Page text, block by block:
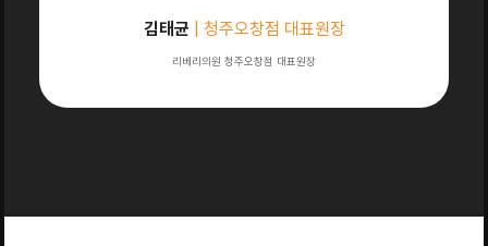
김태균 | 청주오창점 대표원장
리베리의원 청주오창점 대표원장